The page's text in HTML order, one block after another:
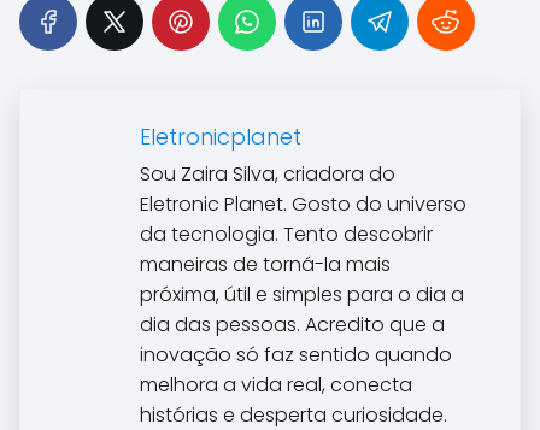
Eletronicplanet
Sou Zaira Silva, criadora do
Eletronic Planet. Gosto do universo
da tecnologia. Tento descobrir
maneiras de torná-la mais
próxima, útil e simples para o dia a
dia das pessoas. Acredito que a
inovação só faz sentido quando
melhora a vida real, conecta
histórias e desperta curiosidade.